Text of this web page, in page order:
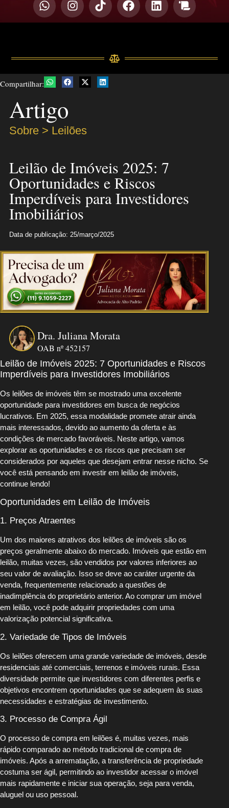
Compartilhar:
Artigo
Sobre > Leilões
Leilão de Imóveis 2025: 7
Oportunidades e Riscos
Imperdíveis para Investidores
Imobiliários
Data de publicação: 25/março/2025
Dra. Juliana Morata
OAB nº 452157
Leilão de Imóveis 2025: 7 Oportunidades e Riscos
Imperdíveis para Investidores Imobiliários
Os leilões de imóveis têm se mostrado uma excelente
oportunidade para investidores em busca de negócios
lucrativos. Em 2025, essa modalidade promete atrair ainda
mais interessados, devido ao aumento da oferta e às
condições de mercado favoráveis. Neste artigo, vamos
explorar as oportunidades e os riscos que precisam ser
considerados por aqueles que desejam entrar nesse nicho. Se
você está pensando em investir em leilão de imóveis,
continue lendo!
Oportunidades em Leilão de Imóveis
1. Preços Atraentes
Um dos maiores atrativos dos leilões de imóveis são os
preços geralmente abaixo do mercado. Imóveis que estão em
leilão, muitas vezes, são vendidos por valores inferiores ao
seu valor de avaliação. Isso se deve ao caráter urgente da
venda, frequentemente relacionado a questões de
inadimplência do proprietário anterior. Ao comprar um imóvel
em leilão, você pode adquirir propriedades com uma
valorização potencial significativa.
2. Variedade de Tipos de Imóveis
Os leilões oferecem uma grande variedade de imóveis, desde
residenciais até comerciais, terrenos e imóveis rurais. Essa
diversidade permite que investidores com diferentes perfis e
objetivos encontrem oportunidades que se adequem às suas
necessidades e estratégias de investimento.
3. Processo de Compra Ágil
O processo de compra em leilões é, muitas vezes, mais
rápido comparado ao método tradicional de compra de
imóveis. Após a arrematação, a transferência de propriedade
costuma ser ágil, permitindo ao investidor acessar o imóvel
mais rapidamente e iniciar sua operação, seja para venda,
aluguel ou uso pessoal.